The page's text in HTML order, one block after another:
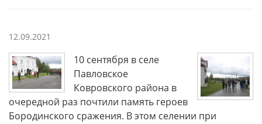
12.09.2021
10 сентября в селе
Павловское
Ковровского района в
очередной раз почтили память героев
Бородинского сражения. В этом селении при